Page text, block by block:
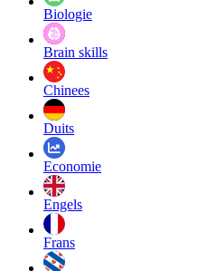
Biologie
Brain skills
Chinees
Duits
Economie
Engels
Frans